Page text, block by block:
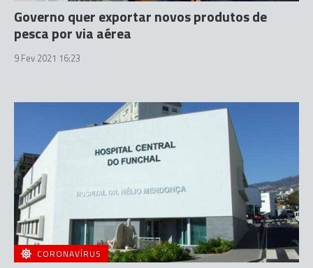
Governo quer exportar novos produtos de
pesca por via aérea
9 Fev 2021 16:23
CORONAVÍRUS